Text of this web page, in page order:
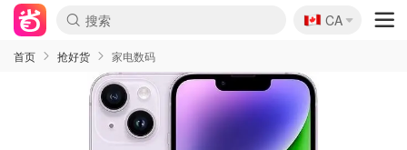
🇨🇦
CA
首页 抢好货 家电数码